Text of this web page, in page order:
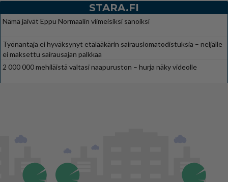
STARA.FI
Nämä jäivät Eppu Normaalin viimeisiksi sanoiksi
Työnantaja ei hyväksynyt etälääkärin sairauslomatodistuksia – neljälle
ei maksettu sairausajan palkkaa
2 000 000 mehiläistä valtasi naapuruston – hurja näky videolle